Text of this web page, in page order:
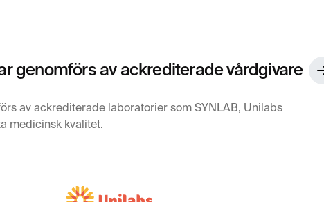
genomförs av ackrediterade vårdgivare
av ackrediterade laboratorier som SYNLAB, Unilabs
medicinsk kvalitet.